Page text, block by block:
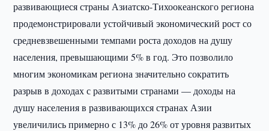
развивающиеся страны Азиатско-Тихоокеанского региона
продемонстрировали устойчивый экономический рост со
средневзвешенными темпами роста доходов на душу
населения, превышающими 5% в год. Это позволило
многим экономикам региона значительно сократить
разрыв в доходах с развитыми странами — доходы на
душу населения в развивающихся странах Азии
увеличились примерно с 13% до 26% от уровня развитых